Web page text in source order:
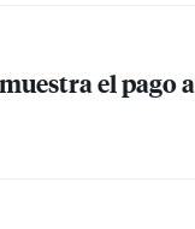
el pago a